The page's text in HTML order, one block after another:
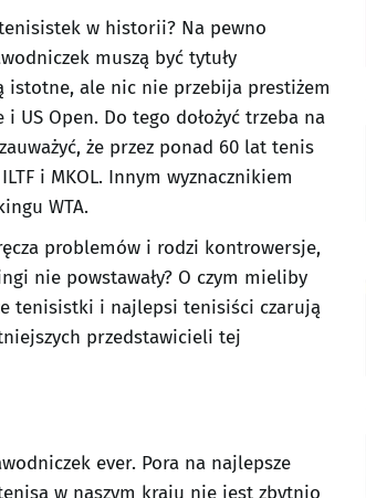
w historii? Na pewno
muszą być tytuły
istotne, ale nic nie przebija prestiżem
Open. Do tego dołożyć trzeba na
że przez ponad 60 lat tenis
i MKOL. Innym wyznacznikiem
WTA.
problemów i rodzi kontrowersje,
nie powstawały? O czym mieliby
tenisistki i najlepsi tenisiści czarują
przedstawicieli tej
ever. Pora na najlepsze
w naszym kraju nie jest zbytnio